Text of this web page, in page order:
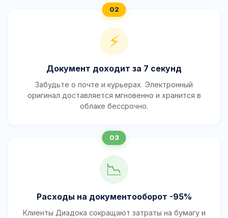
⚡
Документ доходит за 7 секунд
Забудьте о почте и курьерах. Электронный
оригинал доставляется мгновенно и хранится в
облаке бессрочно.
📉
Расходы на документооборот -95%
Клиенты Диадока сокращают затраты на бумагу и